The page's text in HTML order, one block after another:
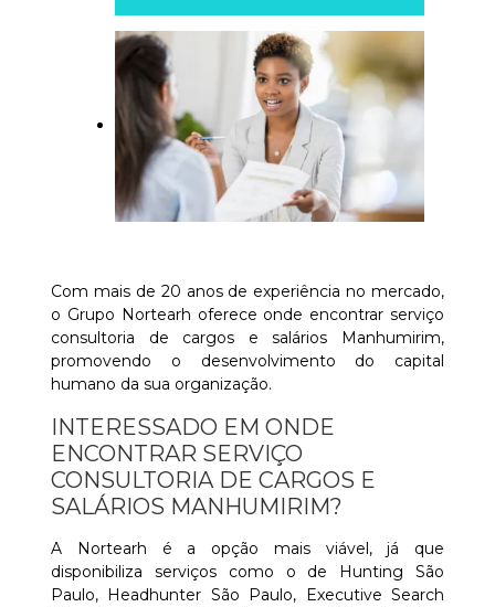
Com mais de 20 anos de experiência no mercado,
o Grupo Nortearh oferece onde encontrar serviço
consultoria de cargos e salários Manhumirim,
promovendo o desenvolvimento do capital
humano da sua organização.
INTERESSADO EM ONDE
ENCONTRAR SERVIÇO
CONSULTORIA DE CARGOS E
SALÁRIOS MANHUMIRIM?
A Nortearh é a opção mais viável, já que
disponibiliza serviços como o de Hunting São
Paulo, Headhunter São Paulo, Executive Search